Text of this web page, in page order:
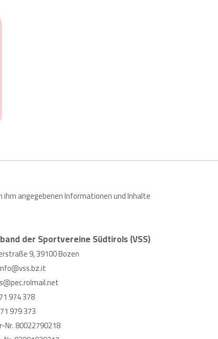
angegebenen Informationen und Inhalte
der Sportvereine Südtirols (VSS)
9, 39100 Bozen
974 378
979 373
Nr. 80022790218